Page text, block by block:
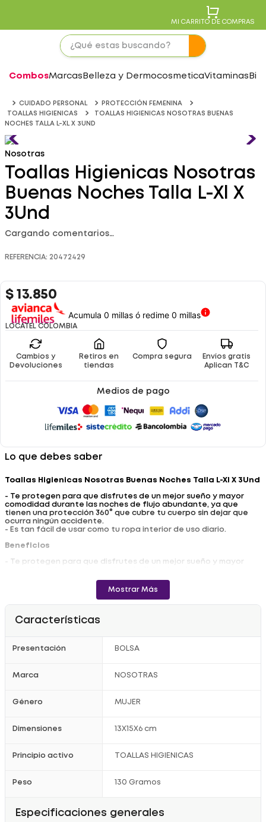
MI CARRITO DE COMPRAS
CombosMarcas Belleza y DermocosmeticaVitaminas
CUIDADO PERSONAL
PROTECCIÓN FEMENINA
TOALLAS HIGIENICAS
TOALLAS HIGIENICAS NOSOTRAS BUENAS
NOCHES TALLA L-XL X 3UND
Nosotras
Toallas Higienicas Nosotras
Buenas Noches Talla L-Xl X
3Und
Cargando comentarios…
REFERENCIA: 20472429
$ 13.850
Acumula 0 millas ó redime 0 millas
LOCATEL COLOMBIA
Cambios y
Devoluciones
Retiros en
tiendas
Compra segura
Envíos gratis
Aplican T&C
Medios de pago
Lo que debes saber
Toallas Higienicas Nosotras Buenas Noches Talla L-Xl X 3Und
- Te protegen para que disfrutes de un mejor sueño y mayor
comodidad durante las noches de flujo abundante, ya que
tienen una protección 360° que cubre tu cuerpo sin dejar que
ocurra ningún accidente.
- Es tan fácil de usar como tu ropa interior de uso diario.
Beneficios
- Te protegen para que disfrutes de un mejor sueño y mayor
Mostrar Más
Características
Presentación BOLSA
Marca NOSOTRAS
Género MUJER
Dimensiones 13X15X6 cm
Principio activo TOALLAS HIGIENICAS
Peso 130 Gramos
Especificaciones generales